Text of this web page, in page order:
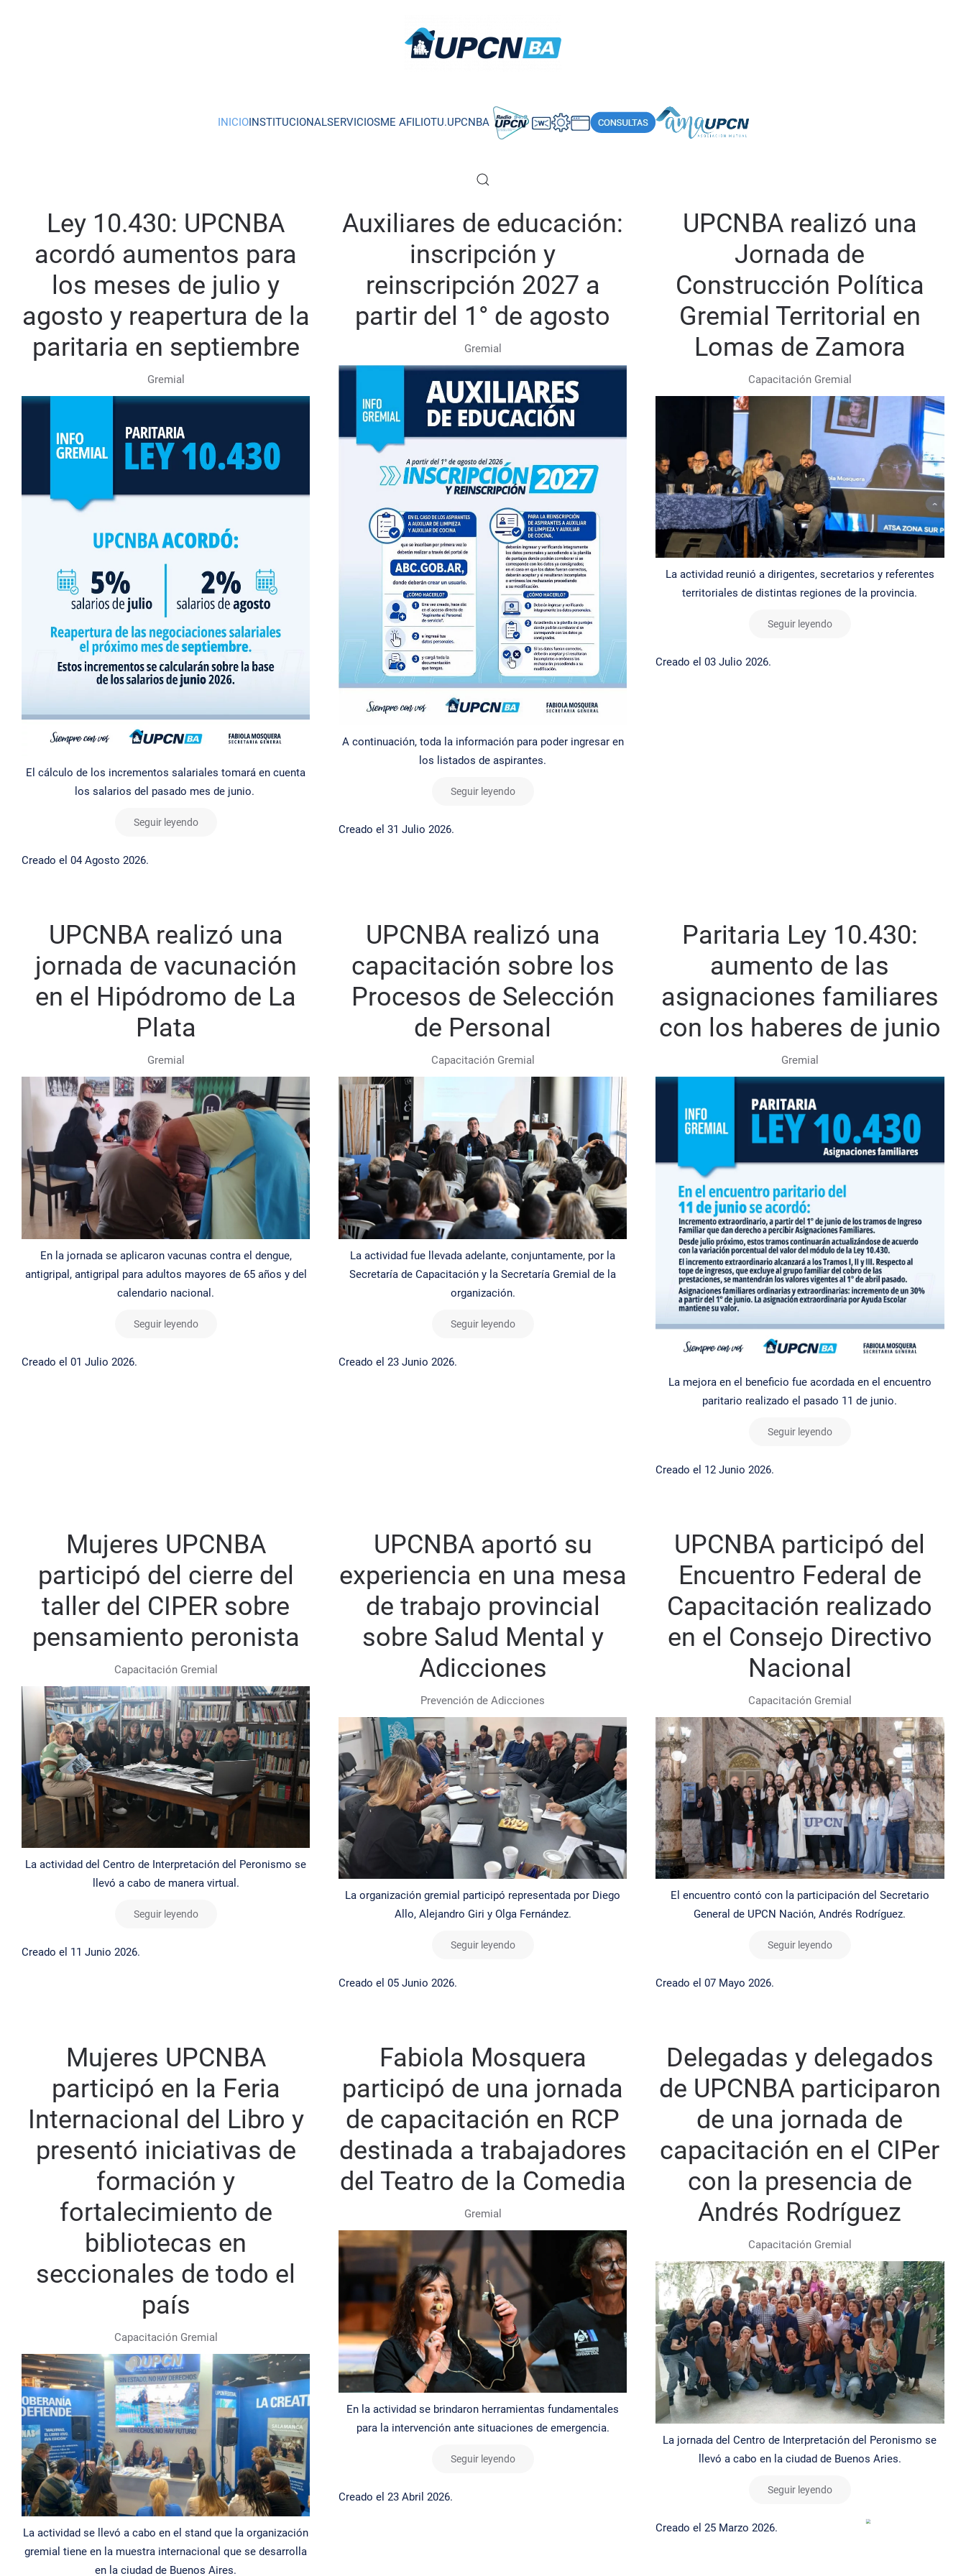
INICIOINSTITUCIONALSERVICIOSME AFILIOTU.UPCNBA
Ley 10.430: UPCNBA
acordó aumentos para
los meses de julio y
agosto y reapertura de la
paritaria en septiembre
Gremial
El cálculo de los incrementos salariales tomará en cuenta
los salarios del pasado mes de junio.
Seguir leyendo
Creado el 04 Agosto 2026.
Auxiliares de educación:
inscripción y
reinscripción 2027 a
partir del 1° de agosto
Gremial
A continuación, toda la información para poder ingresar en
los listados de aspirantes.
Seguir leyendo
Creado el31 Julio 2026.
UPCNBA realizó una
Jornada de
Construcción Política
Gremial Territorial en
Lomas de Zamora
Capacitación Gremial
La actividad reunió a dirigentes, secretarios y referentes
territoriales de distintas regiones de la provincia.
Seguir leyendo
Creado el03 Julio 2026.
UPCNBA realizó una
jornada de vacunación
en el Hipódromo de La
Plata
Gremial
En la jornada se aplicaron vacunas contra el dengue,
antigripal, antigripal para adultos mayores de 65 años y del
calendario nacional.
Seguir leyendo
Creado el 01 Julio 2026.
UPCNBA realizó una
capacitación sobre los
Procesos de Selección
de Personal
Capacitación Gremial
La actividad fue llevada adelante, conjuntamente, por la
Secretaría de Capacitación y la Secretaría Gremial de la
organización.
Seguir leyendo
Creado el23 Junio 2026.
Paritaria Ley 10.430:
aumento de las
asignaciones familiares
con los haberes de junio
Gremial
La mejora en el beneficio fue acordada en el encuentro
paritario realizado el pasado 11 de junio.
Seguir leyendo
Creado el 12 Junio 2026.
Mujeres UPCNBA
participó del cierre del
taller del CIPER sobre
pensamiento peronista
Capacitación Gremial
La actividad del Centro de Interpretación del Peronismo se
llevó a cabo de manera virtual.
Seguir leyendo
Creado el 11 Junio 2026.
UPCNBA aportó su
experiencia en una mesa
de trabajo provincial
sobre Salud Mental y
Adicciones
Prevención de Adicciones
La organización gremial participó representada por Diego
Allo, Alejandro Giri y Olga Fernández.
Seguir leyendo
Creado el05 Junio 2026.
UPCNBA participó del
Encuentro Federal de
Capacitación realizado
en el Consejo Directivo
Nacional
Capacitación Gremial
El encuentro contó con la participación del Secretario
General de UPCN Nación, Andrés Rodríguez.
Seguir leyendo
Creado el07 Mayo 2026.
Mujeres UPCNBA
participó en la Feria
Internacional del Libro y
presentó iniciativas de
formación y
fortalecimiento de
bibliotecas en
seccionales de todo el
país
Capacitación Gremial
La actividad se llevó a cabo en el stand que la organización
gremial tiene en la muestra internacional que se desarrolla
en la ciudad de Buenos Aires.
Fabiola Mosquera
participó de una jornada
de capacitación en RCP
destinada a trabajadores
del Teatro de la Comedia
Gremial
En la actividad se brindaron herramientas fundamentales
para la intervención ante situaciones de emergencia.
Seguir leyendo
Creado el23 Abril 2026.
Delegadas y delegados
de UPCNBA participaron
de una jornada de
capacitación en el CIPer
con la presencia de
Andrés Rodríguez
Capacitación Gremial
La jornada del Centro de Interpretación del Peronismo se
llevó a cabo en la ciudad de Buenos Aries.
Seguir leyendo
Creado el25 Marzo 2026.